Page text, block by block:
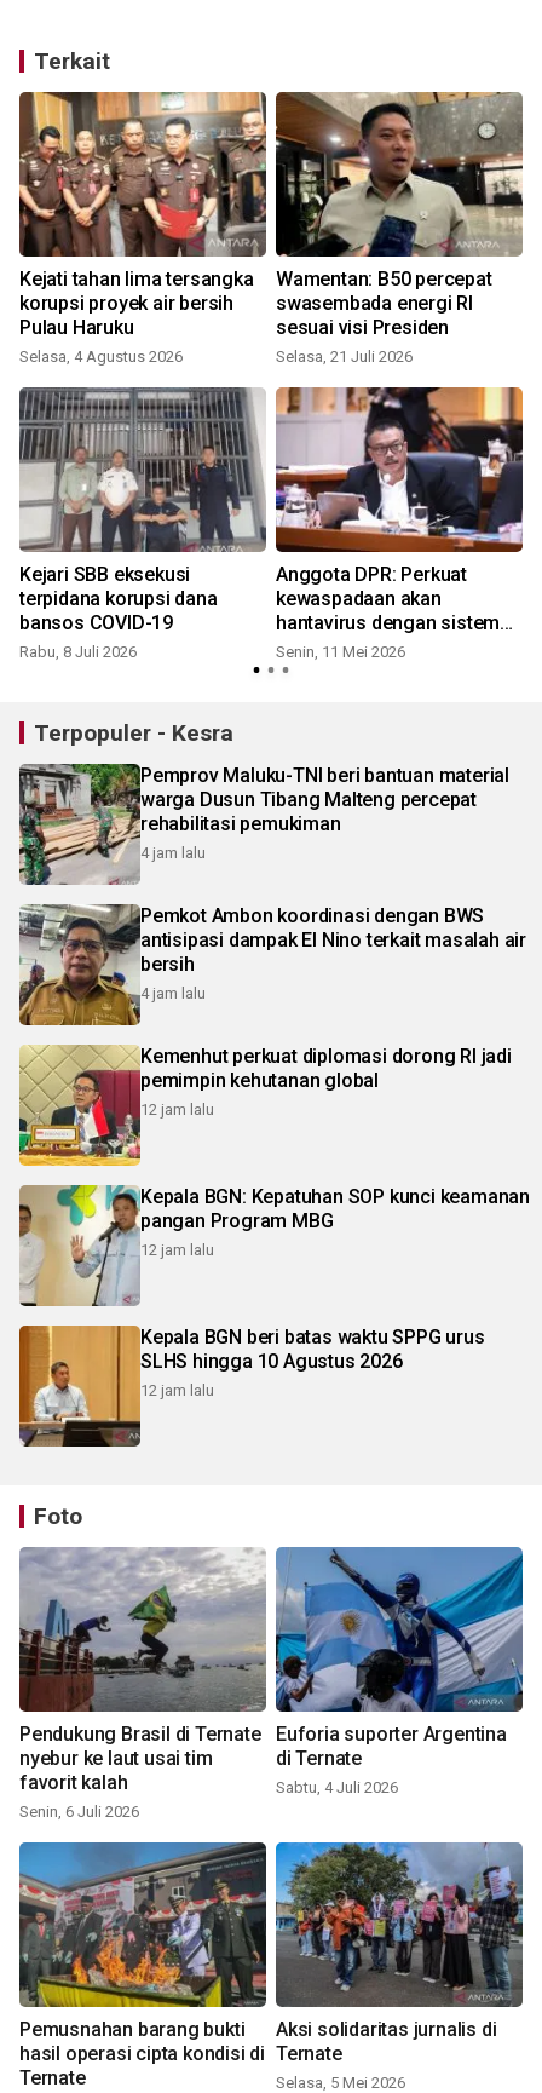
Terkait
Kejati tahan lima tersangka
korupsi proyek air bersih
Pulau Haruku
Selasa, 4 Agustus 2026
Wamentan: B50 percepat
swasembada energi RI
sesuai visi Presiden
Selasa, 21 Juli 2026
Kejari SBB eksekusi
terpidana korupsi dana
bansos COVID-19
Rabu, 8 Juli 2026
Anggota DPR: Perkuat
kewaspadaan akan
hantavirus dengan sistem
terpadu
Senin, 11 Mei 2026
Terpopuler - Kesra
Pemprov Maluku-TNI beri bantuan material
warga Dusun Tibang Malteng percepat
rehabilitasi pemukiman
4 jam lalu
Pemkot Ambon koordinasi dengan BWS
antisipasi dampak El Nino terkait masalah air
bersih
4 jam lalu
Kemenhut perkuat diplomasi dorong RI jadi
pemimpin kehutanan global
12 jam lalu
Kepala BGN: Kepatuhan SOP kunci keamanan
pangan Program MBG
12 jam lalu
Kepala BGN beri batas waktu SPPG urus
SLHS hingga 10 Agustus 2026
12 jam lalu
Foto
Pendukung Brasil di Ternate
nyebur ke laut usai tim
favorit kalah
Senin, 6 Juli 2026
Euforia suporter Argentina
di Ternate
Sabtu, 4 Juli 2026
Pemusnahan barang bukti
hasil operasi cipta kondisi di
Ternate
Aksi solidaritas jurnalis di
Ternate
Selasa, 5 Mei 2026